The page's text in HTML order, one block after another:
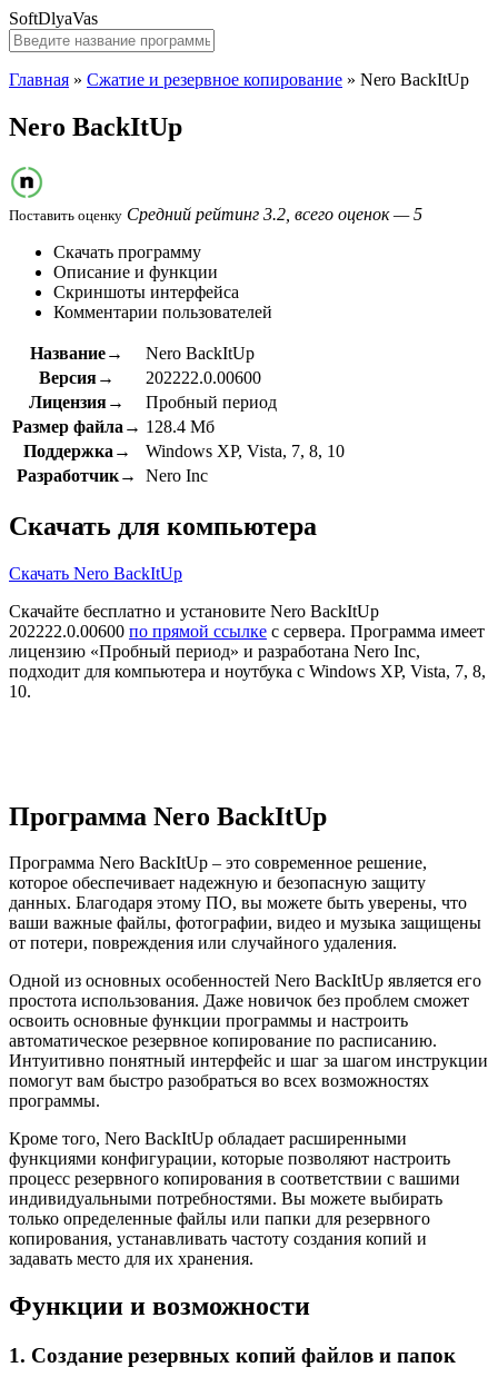
SoftDlyaVas
Главная » Сжатие и резервное копирование » Nero BackItUp
Nero BackItUp
Поставить оценку Средний рейтинг 3.2, всего оценок — 5
Скачать программу
Описание и функции
Скриншоты интерфейса
Комментарии пользователей
Название→
Nero BackItUp
Версия→
202222.0.00600
Лицензия→
Пробный период
Размер файла→ 128.4 Мб
Поддержка→
Windows XP, Vista, 7, 8, 10
Разработчик→
Nero Inc
Скачать для компьютера
Скачать Nero BackItUp
Скачайте бесплатно и установите Nero BackItUp
202222.0.00600 по прямой ссылке с сервера. Программа имеет
лицензию «Пробный период» и разработана Nero Inc,
подходит для компьютера и ноутбука с Windows XP, Vista, 7, 8,
10.
Программа Nero BackItUp
Программа Nero BackItUp – это современное решение,
которое обеспечивает надежную и безопасную защиту
данных. Благодаря этому ПО, вы можете быть уверены, что
ваши важные файлы, фотографии, видео и музыка защищены
от потери, повреждения или случайного удаления.
Одной из основных особенностей Nero BackItUp является его
простота использования. Даже новичок без проблем сможет
освоить основные функции программы и настроить
автоматическое резервное копирование по расписанию.
Интуитивно понятный интерфейс и шаг за шагом инструкции
помогут вам быстро разобраться во всех возможностях
программы.
Кроме того, Nero BackItUp обладает расширенными
функциями конфигурации, которые позволяют настроить
процесс резервного копирования в соответствии с вашими
индивидуальными потребностями. Вы можете выбирать
только определенные файлы или папки для резервного
копирования, устанавливать частоту создания копий и
задавать место для их хранения.
Функции и возможности
1. Создание резервных копий файлов и папок